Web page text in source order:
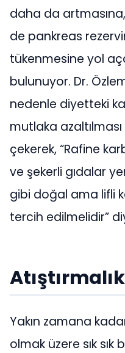
daha da
de pankreas
tükenmesine yol
bulunuyor. Dr.
nedenle diyetteki
mutlaka
çekerek, “Rafine
ve şekerli gıdalar
gibi doğal ama lifli
tercih edilmelidir”
Yakın zamana
olmak üzere sık